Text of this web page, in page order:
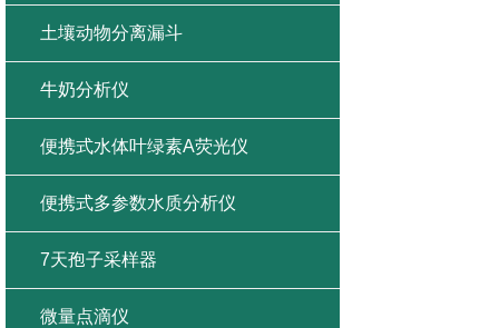
土壤动物分离漏斗
牛奶分析仪
便携式水体叶绿素A荧光仪
便携式多参数水质分析仪
7天孢子采样器
微量点滴仪